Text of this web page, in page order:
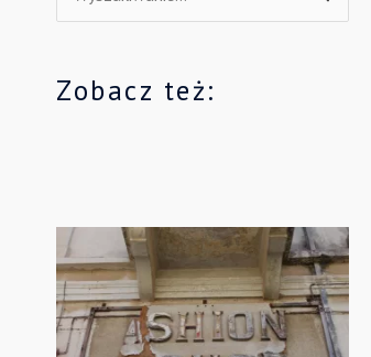
k
a
:
Zobacz też: